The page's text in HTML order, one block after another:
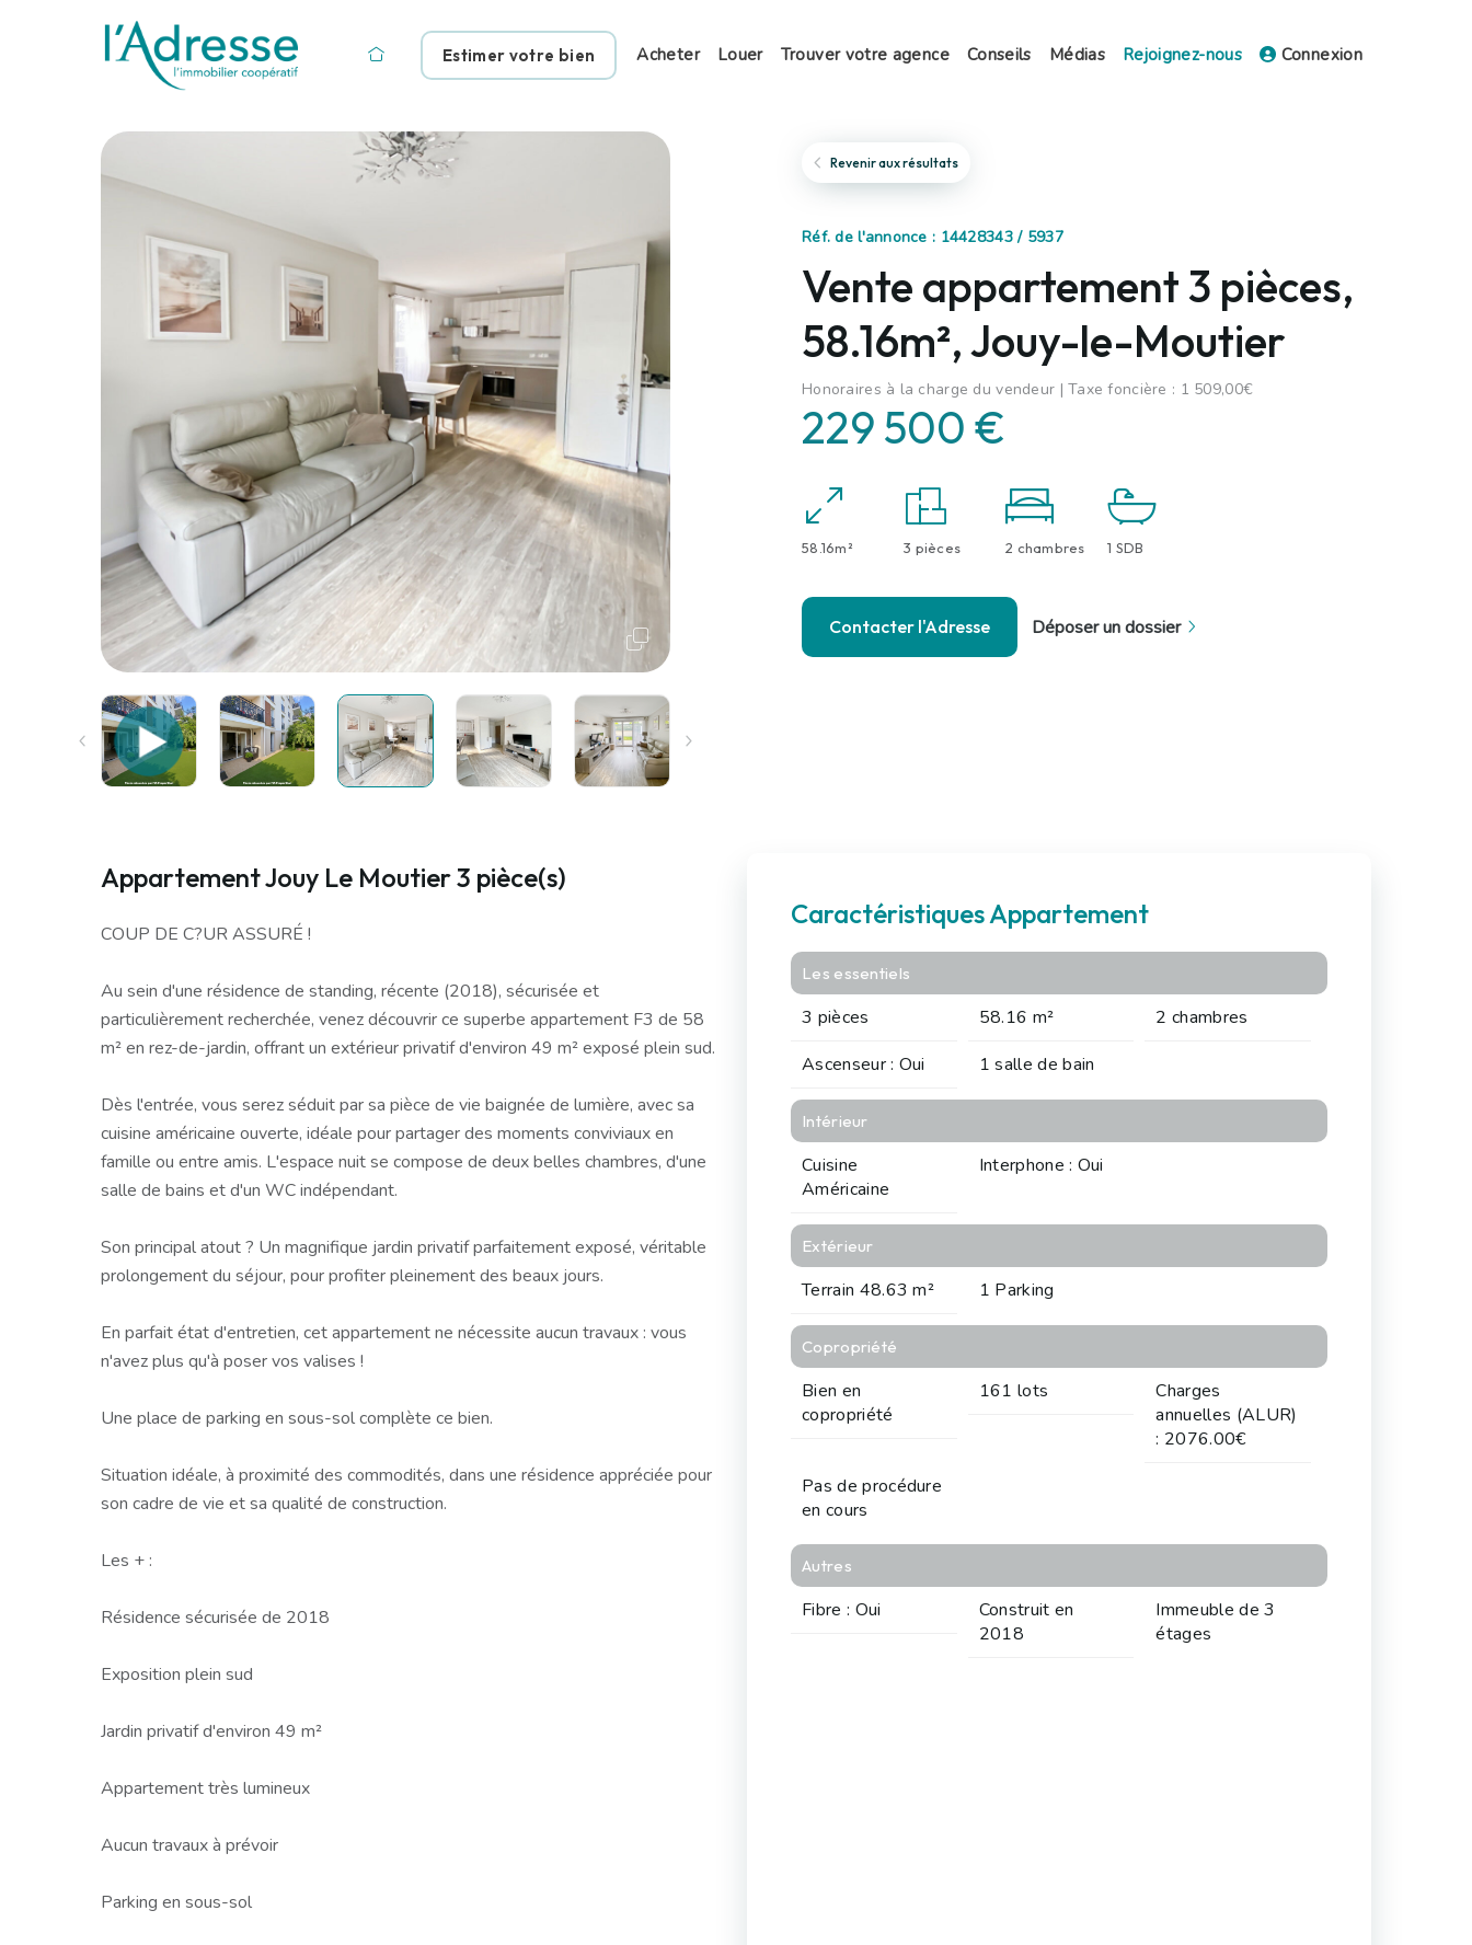
Estimer votre bien Acheter Louer Trouver votre agence Conseils Médias Rejoignez-nous Connexion
Revenir aux résultats
Réf. de l'annonce : 14428343 / 5937
Vente appartement 3 pièces,
58.16m², Jouy-le-Moutier
Honoraires à la charge du vendeur | Taxe foncière : 1 509,00€
229 500 €
58.16m² 3 pièces 2 chambres 1 SDB
Contacter l'Adresse Déposer un dossier
Appartement Jouy Le Moutier 3 pièce(s)
COUP DE C?UR ASSURÉ !
Au sein d'une résidence de standing, récente (2018), sécurisée et
particulièrement recherchée, venez découvrir ce superbe appartement F3 de 58
m² en rez-de-jardin, offrant un extérieur privatif d'environ 49 m² exposé plein sud.
Dès l'entrée, vous serez séduit par sa pièce de vie baignée de lumière, avec sa
cuisine américaine ouverte, idéale pour partager des moments conviviaux en
famille ou entre amis. L'espace nuit se compose de deux belles chambres, d'une
salle de bains et d'un WC indépendant.
Son principal atout ? Un magnifique jardin privatif parfaitement exposé, véritable
prolongement du séjour, pour profiter pleinement des beaux jours.
En parfait état d'entretien, cet appartement ne nécessite aucun travaux : vous
n'avez plus qu'à poser vos valises !
Une place de parking en sous-sol complète ce bien.
Situation idéale, à proximité des commodités, dans une résidence appréciée pour
son cadre de vie et sa qualité de construction.
Les + :
Résidence sécurisée de 2018
Exposition plein sud
Jardin privatif d'environ 49 m²
Appartement très lumineux
Aucun travaux à prévoir
Parking en sous-sol
Caractéristiques Appartement
Les essentiels
3 pièces 58.16 m²
2 chambres
Ascenseur : Oui
1 salle de bain
Intérieur
Cuisine
Américaine
Interphone : Oui
Extérieur
Terrain 48.63 m² 1 Parking
Copropriété
Bien en
copropriété
161 lots
Charges
annuelles (ALUR)
: 2076.00€
Pas de procédure
en cours
Autres
Fibre : Oui
Construit en
2018
Immeuble de 3
étages